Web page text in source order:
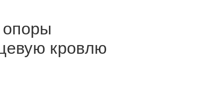
опоры
кровлю